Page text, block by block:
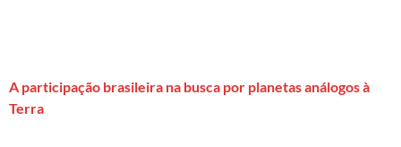
A participação brasileira na busca por planetas análogos à
Terra